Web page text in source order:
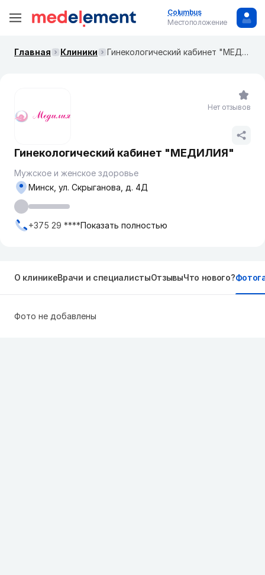
Columbus
Местоположение
Главная Клиники Гинекологический кабинет "МЕДИЛИЯ"
Гинекологический кабинет "МЕДИЛИЯ"
Мужское и женское здоровье
Минск, ул. Скрыганова, д. 4Д
+375 29 ****Показать полностью
Нет отзывов
О клиникеВрачи и специалистыОтзывыЧто нового?
Фото не добавлены